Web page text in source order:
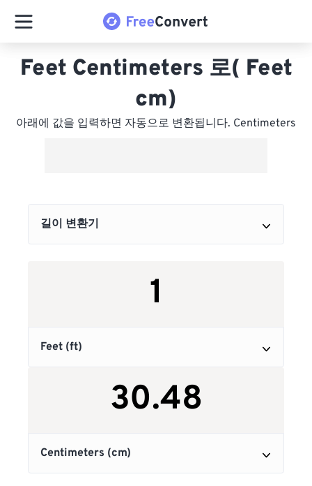
Feet Centimeters 로( Feet
cm)
아래에 값을 입력하면 자동으로 변환됩니다. Centimeters